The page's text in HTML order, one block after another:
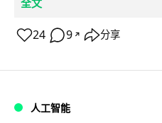
全文
24 9 ↗ 分享
人工智能